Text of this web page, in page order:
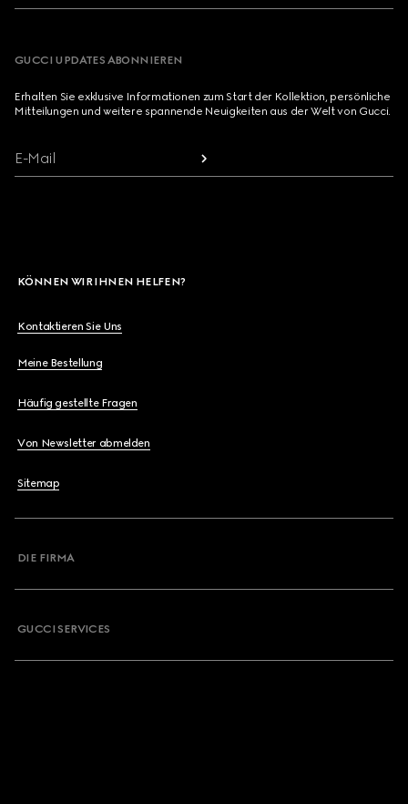
GUCCI UPDATES ABONNIEREN
Erhalten Sie exklusive Informationen zum Start der Kollektion, persönliche
Mitteilungen und weitere spannende Neuigkeiten aus der Welt von Gucci.
E-Mail
KÖNNEN WIR IHNEN HELFEN?
Kontaktieren Sie Uns
Meine Bestellung
Häufig gestellte Fragen
Von Newsletter abmelden
Sitemap
DIE FIRMA
GUCCI SERVICES